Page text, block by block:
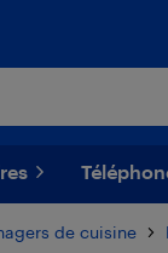
de cuisine